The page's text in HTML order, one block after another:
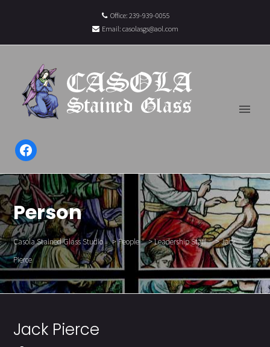
Office: 239-939-0055
Email:casolasgs@aol.com
Facebook
Person
Casola Stained Glass Studio >People >Leadership Staff >Jack
Pierce
Jack Pierce